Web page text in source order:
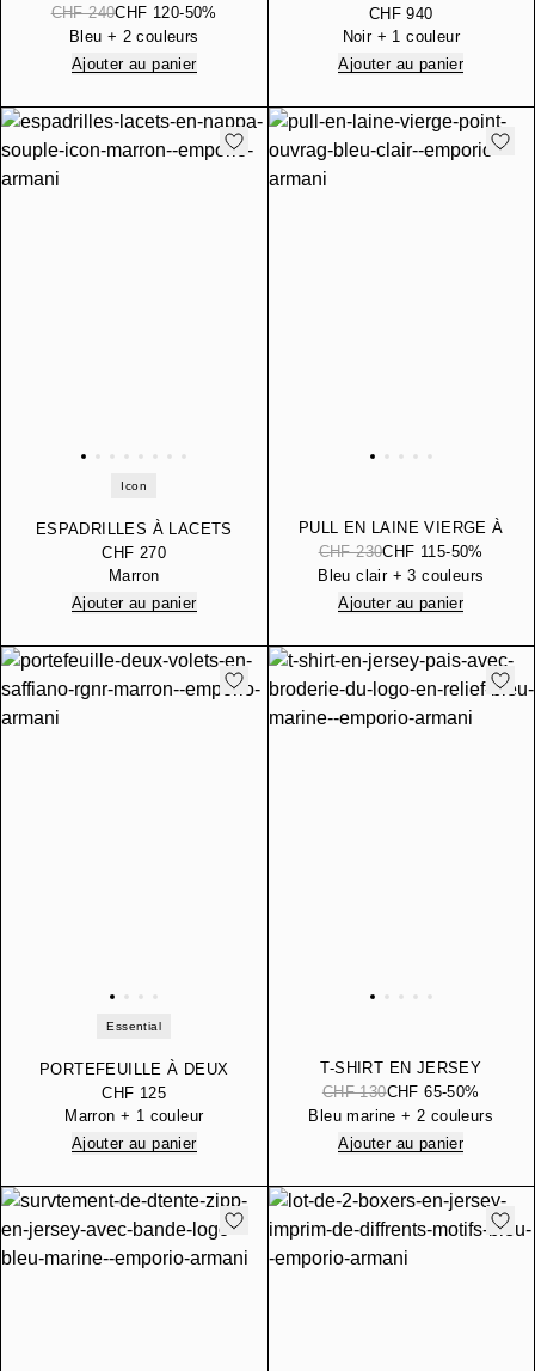
CONFORTABLE EN
MÉLANGE LYOCELL
ENTIÈREMENT IMPRIMÉ
CHF 240CHF 120-50%
Bleu + 2 couleurs
Ajouter au panier
D’AGNEAU DE GANTERIE
CHF 940
Noir + 1 couleur
Ajouter au panier
Icon
ESPADRILLES À LACETS
EN NAPPA SOUPLE ICON
CHF 270
Marron
Ajouter au panier
PULL EN LAINE VIERGE À
POINT OUVRAGÉ
CHF 230CHF 115-50%
Bleu clair + 3 couleurs
Ajouter au panier
Essential
PORTEFEUILLE À DEUX
VOLETS EN SAFFIANO
RÉGÉNÉRÉ
CHF 125
Marron + 1 couleur
Ajouter au panier
T-SHIRT EN JERSEY
ÉPAIS AVEC BRODERIE
DU LOGO EN RELIEF
CHF 130CHF 65-50%
Bleu marine + 2 couleurs
Ajouter au panier